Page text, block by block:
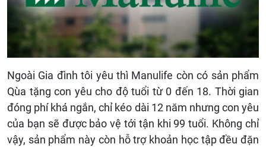
Ngoài Gia đình tôi yêu thì Manulife còn có sản phẩm
Qùa tặng con yêu cho độ tuổi từ 0 đến 18. Thời gian
đóng phí khá ngắn, chỉ kéo dài 12 năm nhưng con yêu
của bạn sẽ được bảo vệ tới tận khi 99 tuổi. Không chỉ
vậy, sản phẩm này còn hỗ trợ khoản học tập đều đặn